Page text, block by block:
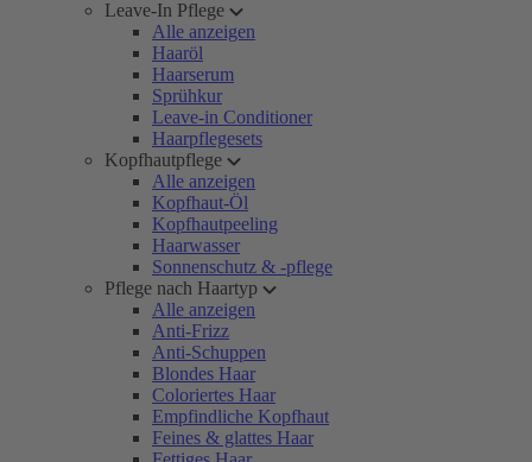
Leave-In Pflege
Alle anzeigen
Haaröl
Haarserum
Sprühkur
Leave-in Conditioner
Haarpflegesets
Kopfhautpflege
Alle anzeigen
Kopfhaut-Öl
Kopfhautpeeling
Haarwasser
Sonnenschutz & -pflege
Pflege nach Haartyp
Alle anzeigen
Anti-Frizz
Anti-Schuppen
Blondes Haar
Coloriertes Haar
Empfindliche Kopfhaut
Feines & glattes Haar